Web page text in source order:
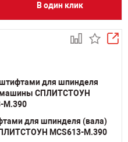
В один клик
для шпинделя (вала)
MCS613-M.390